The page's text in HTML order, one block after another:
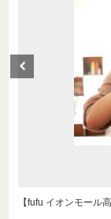
【fufu イオンモール高